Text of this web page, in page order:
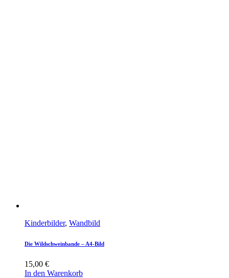
Kinderbilder, Wandbild
Die Wildschweinbande – A4-Bild
15,00 €
In den Warenkorb